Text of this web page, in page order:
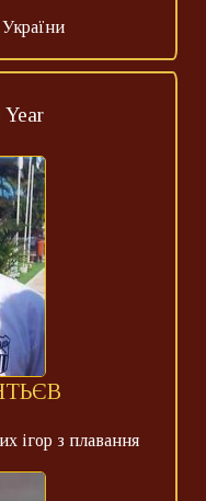
Year
ігор з плавання